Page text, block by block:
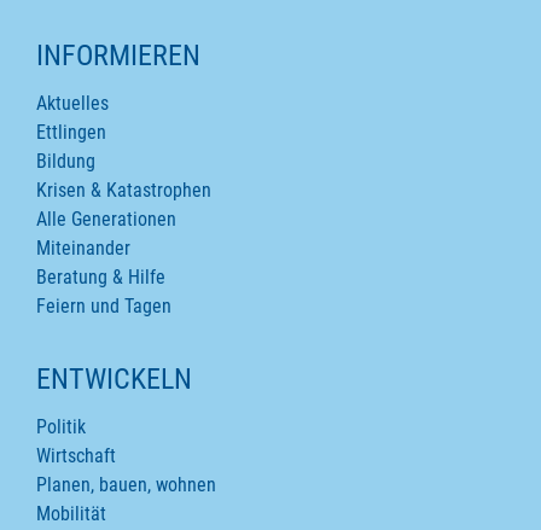
INFORMIEREN
Aktuelles
Ettlingen
Bildung
Krisen & Katastrophen
Alle Generationen
Miteinander
Beratung & Hilfe
Feiern und Tagen
ENTWICKELN
Politik
Wirtschaft
Planen, bauen, wohnen
Mobilität